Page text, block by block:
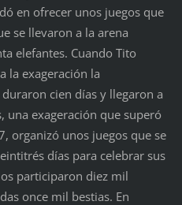
en ofrecer unos juegos que
se llevaron a la arena
elefantes. Cuando Tito
la exageración la
cien días y llegaron a
una exageración que superó
organizó unos juegos que se
días para celebrar sus
participaron diez mil
once mil bestias. En